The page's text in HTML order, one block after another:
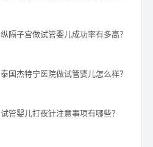
纵隔子宫做试管婴儿成功率有多高？
泰国杰特宁医院做试管婴儿怎么样？
试管婴儿打夜针注意事项有哪些？